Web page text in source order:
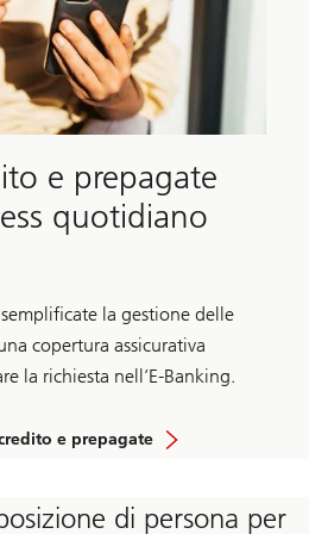
e prepagate
quotidiano
la gestione delle
copertura assicurativa
la richiesta nell’E-Banking.
e prepagate
di persona per